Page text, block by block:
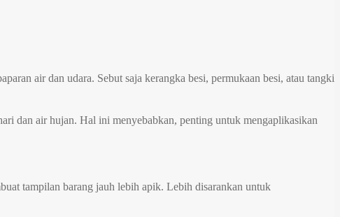
air dan udara. Sebut saja kerangka besi, permukaan besi, atau tangki
dan air hujan. Hal ini menyebabkan, penting untuk mengaplikasikan
tampilan barang jauh lebih apik. Lebih disarankan untuk